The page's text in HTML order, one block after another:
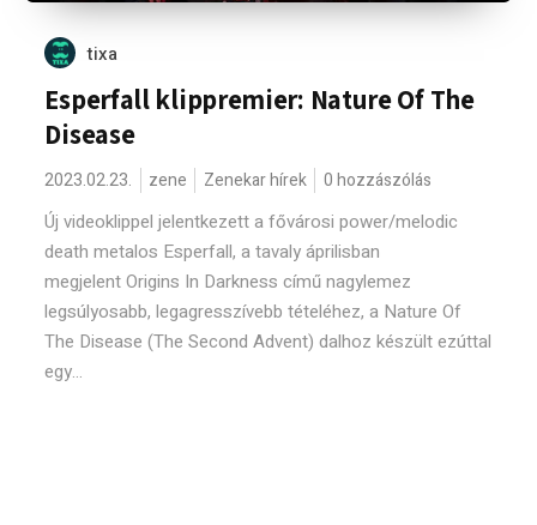
tixa
Esperfall klippremier: Nature Of The
Disease
2023.02.23. zene Zenekar hírek 0 hozzászólás
Új videoklippel jelentkezett a fővárosi power/melodic
death metalos Esperfall, a tavaly áprilisban
megjelent Origins In Darkness című nagylemez
legsúlyosabb, legagresszívebb tételéhez, a Nature Of
The Disease (The Second Advent) dalhoz készült ezúttal
egy...